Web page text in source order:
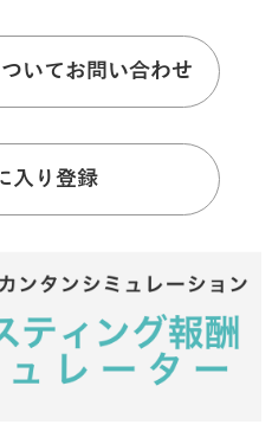
いてお問い合わせ
入り登録